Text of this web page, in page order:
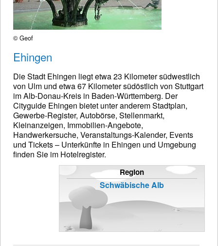
© Geof
Ehingen
Die Stadt Ehingen liegt etwa 23 Kilometer südwestlich
von Ulm und etwa 67 Kilometer südöstlich von Stuttgart
im Alb-Donau-Kreis in Baden-Württemberg. Der
Cityguide Ehingen bietet unter anderem Stadtplan,
Gewerbe-Register, Autobörse, Stellenmarkt,
Kleinanzeigen, Immobilien-Angebote,
Handwerkersuche, Veranstaltungs-Kalender, Events
und Tickets – Unterkünfte in Ehingen und Umgebung
finden Sie im Hotelregister.
Region
Schwäbische Alb